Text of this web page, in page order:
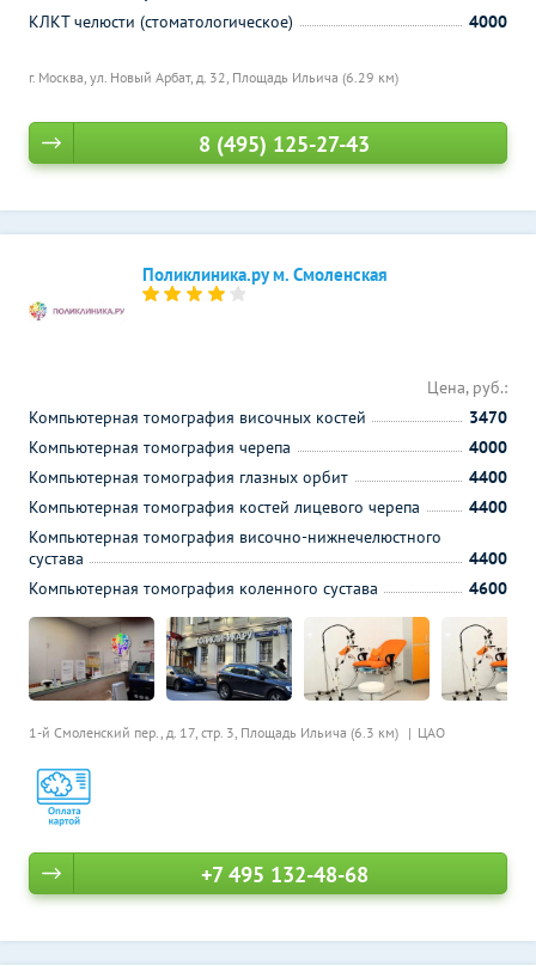
г. Москва, ул. Новый Арбат, д. 32, Площадь Ильича (6.29 км)
КЛКТ челюсти (стоматологическое)
4000
8 (495) 125-27-43
Поликлиника.ру м. Смоленская
1-й Смоленский пер., д. 17, стр. 3, Площадь Ильича (6.3 км) ЦАО
Цена, руб.:
Компьютерная томография височных костей
3470
Компьютерная томография черепа
4000
Компьютерная томография глазных орбит
4400
Компьютерная томография костей лицевого черепа
4400
Компьютерная томография височно-нижнечелюстного
сустава
4400
Компьютерная томография коленного сустава
4600
+7 495 132-48-68